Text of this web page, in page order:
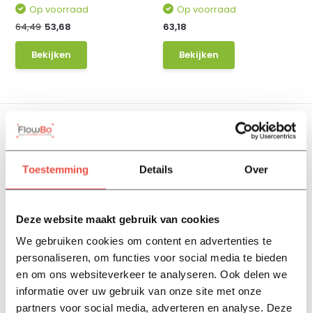
Toestemming Details Over
Deze website maakt gebruik van cookies
We gebruiken cookies om content en advertenties te
personaliseren, om functies voor social media te bieden
en om ons websiteverkeer te analyseren. Ook delen we
informatie over uw gebruik van onze site met onze
partners voor social media, adverteren en analyse. Deze
Op voorraad
64,49 53,68
Bekijken
Op voorraad
63,18
Bekijken
Beschermdoek | Per M2
Op voorraad
3,75
Bekijken
Sedummat | Per M2 | Incl.
Op voorraad
42,28
Bekijken